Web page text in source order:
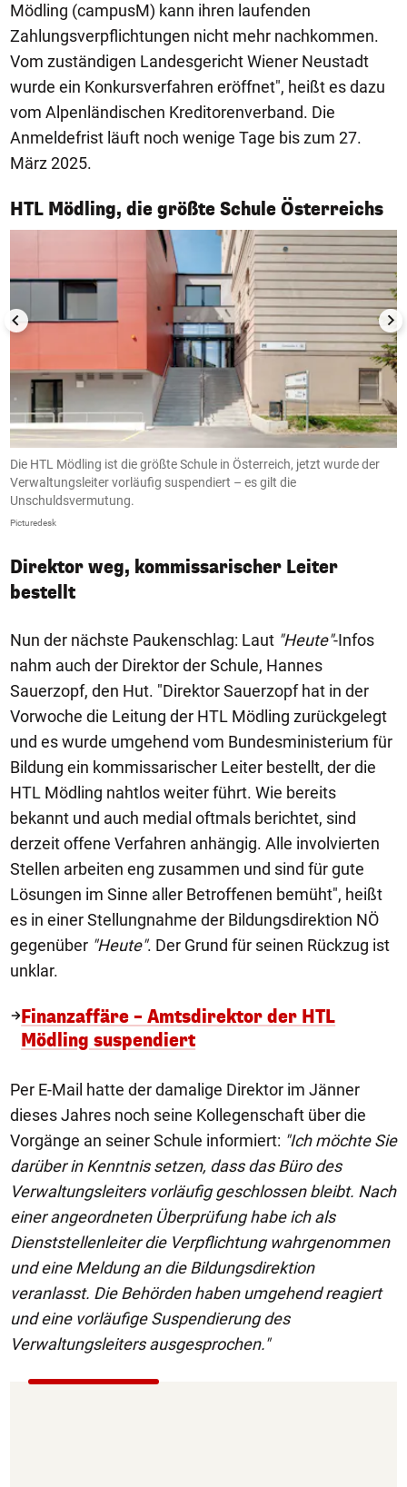
Mödling (campusM) kann ihren laufenden
Zahlungsverpflichtungen nicht mehr nachkommen.
Vom zuständigen Landesgericht Wiener Neustadt
wurde ein Konkursverfahren eröffnet", heißt es dazu
vom Alpenländischen Kreditorenverband. Die
Anmeldefrist läuft noch wenige Tage bis zum 27.
März 2025.
HTL Mödling, die größte Schule Österreichs
1/4
Die HTL Mödling ist die größte Schule in Österreich, jetzt wurde der
Verwaltungsleiter vorläufig suspendiert – es gilt die
Unschuldsvermutung.
Picturedesk
Direktor weg, kommissarischer Leiter
bestellt
Nun der nächste Paukenschlag: Laut "Heute"-Infos
nahm auch der Direktor der Schule, Hannes
Sauerzopf, den Hut. "Direktor Sauerzopf hat in der
Vorwoche die Leitung der HTL Mödling zurückgelegt
und es wurde umgehend vom Bundesministerium für
Bildung ein kommissarischer Leiter bestellt, der die
HTL Mödling nahtlos weiter führt. Wie bereits
bekannt und auch medial oftmals berichtet, sind
derzeit offene Verfahren anhängig. Alle involvierten
Stellen arbeiten eng zusammen und sind für gute
Lösungen im Sinne aller Betroffenen bemüht", heißt
es in einer Stellungnahme der Bildungsdirektion NÖ
gegenüber "Heute". Der Grund für seinen Rückzug ist
unklar.
Finanzaffäre – Amtsdirektor der HTL
Mödling suspendiert
Per E-Mail hatte der damalige Direktor im Jänner
dieses Jahres noch seine Kollegenschaft über die
Vorgänge an seiner Schule informiert: "Ich möchte Sie
darüber in Kenntnis setzen, dass das Büro des
Verwaltungsleiters vorläufig geschlossen bleibt. Nach
einer angeordneten Überprüfung habe ich als
Dienststellenleiter die Verpflichtung wahrgenommen
und eine Meldung an die Bildungsdirektion
veranlasst. Die Behörden haben umgehend reagiert
und eine vorläufige Suspendierung des
Verwaltungsleiters ausgesprochen."